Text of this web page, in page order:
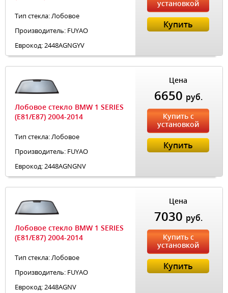
Тип стекла: Лобовое
Производитель: FUYAO
Еврокод: 2448AGNGYV
установкой
Купить
Лобовое стекло BMW 1 SERIES
(E81/E87) 2004-2014
Тип стекла: Лобовое
Производитель: FUYAO
Еврокод: 2448AGNGNV
Цена
6650 руб.
Купить с
установкой
Купить
Лобовое стекло BMW 1 SERIES
(E81/E87) 2004-2014
Тип стекла: Лобовое
Производитель: FUYAO
Еврокод: 2448AGNV
Цена
7030 руб.
Купить с
установкой
Купить